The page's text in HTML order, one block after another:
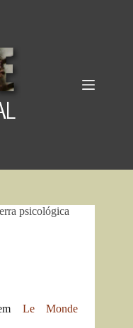
psicológica
Le Monde